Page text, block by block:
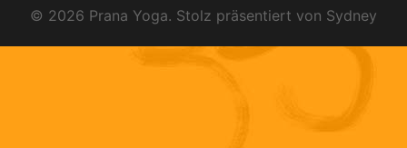
© 2026 Prana Yoga. Stolz präsentiert von Sydney